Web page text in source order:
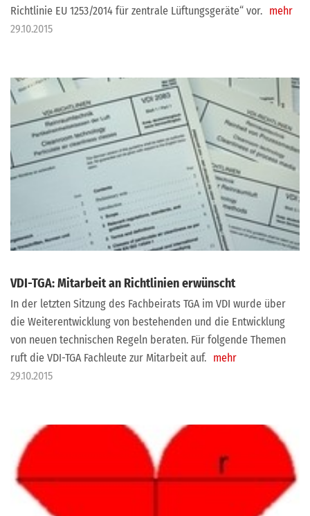
Richtlinie EU 1253/2014 für zentrale Lüftungsgeräte“ vor. mehr
29.10.2015
VDI-TGA: Mitarbeit an Richtlinien erwünscht
In der letzten Sitzung des Fachbeirats TGA im VDI wurde über
die Weiterentwicklung von bestehenden und die Entwicklung
von neuen technischen Regeln beraten. Für folgende Themen
ruft die VDI-TGA Fachleute zur Mitarbeit auf. mehr
29.10.2015